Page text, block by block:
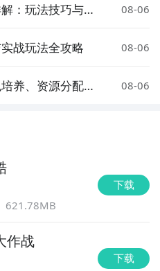
：玩法技巧与实
08-06
战玩法全攻略 08-06
养、资源分配与
08-06
621.78MB
下载
作战
下载